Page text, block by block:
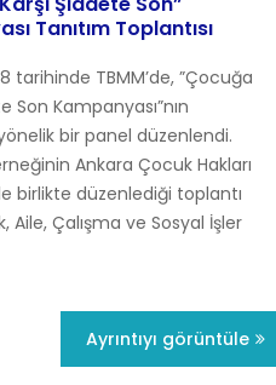
Tanıtım Toplantısı
tarihinde TBMM’de, ”Çocuğa
Son Kampanyası”nın
bir panel düzenlendi.
Ankara Çocuk Hakları
birlikte düzenlediği toplantı
Aile, Çalışma ve Sosyal İşler
Ayrıntıyı görüntüle